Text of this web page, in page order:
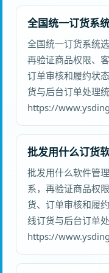
全国统一订货系
全国统一订货系统
再验证商品权限、
订单审核和履约状
货与后台订单处理
https://
批发用什么订货
批发用什么软件管
系，再验证商品权
货、订单审核和履
线订货与后台订单
https://